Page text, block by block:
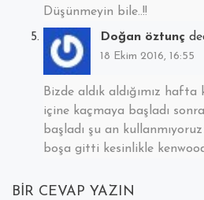
Düşünmeyin bile..!!
Doğan öztunç
18 Ekim 2016, 16:55
Bizde aldık aldığımız
içine kaçmaya başladı
başladı şu an
boşa gitti kesinlikle
BIR CEVAP YAZIN